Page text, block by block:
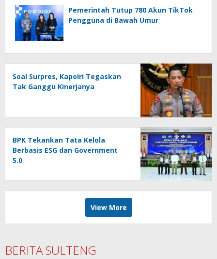
Pemerintah Tutup 780 Akun TikTok
Pengguna di Bawah Umur
Soal Surpres, Kapolri Tegaskan
Tak Ganggu Kinerjanya
BPK Tekankan Tata Kelola
Berbasis ESG dan Government
5.0
View More
BERITA SULTENG